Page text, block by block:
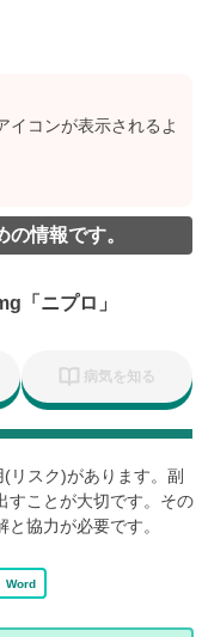
イコンが表示されるよ
情報です。
「ニプロ」
病気を知る
リスク)があります。副
すことが大切です。その
協力が必要です。
Word